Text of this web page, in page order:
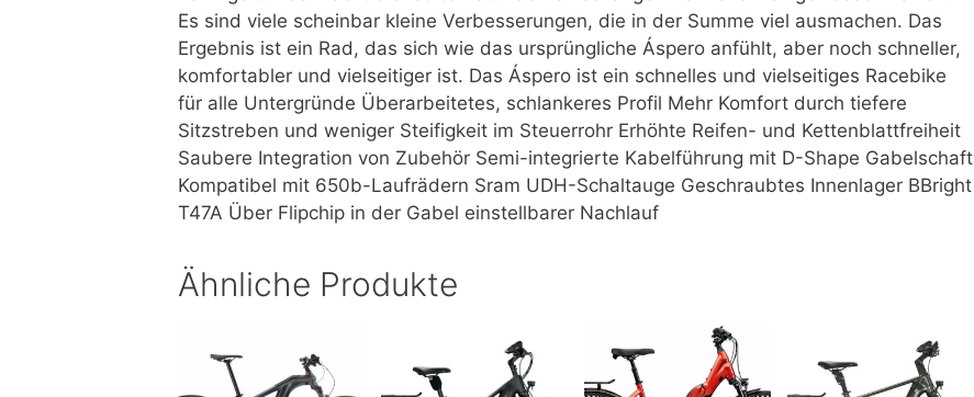
Es sind viele scheinbar kleine Verbesserungen, die in der Summe viel ausmachen. Das
Ergebnis ist ein Rad, das sich wie das ursprüngliche Áspero anfühlt, aber noch schneller,
komfortabler und vielseitiger ist. Das Áspero ist ein schnelles und vielseitiges Racebike
für alle Untergründe Überarbeitetes, schlankeres Profil Mehr Komfort durch tiefere
Sitzstreben und weniger Steifigkeit im Steuerrohr Erhöhte Reifen- und Kettenblattfreiheit
Saubere Integration von Zubehör Semi-integrierte Kabelführung mit D-Shape Gabelschaft
Kompatibel mit 650b-Laufrädern Sram UDH-Schaltauge Geschraubtes Innenlager BBright
T47A Über Flipchip in der Gabel einstellbarer Nachlauf
Ähnliche Produkte